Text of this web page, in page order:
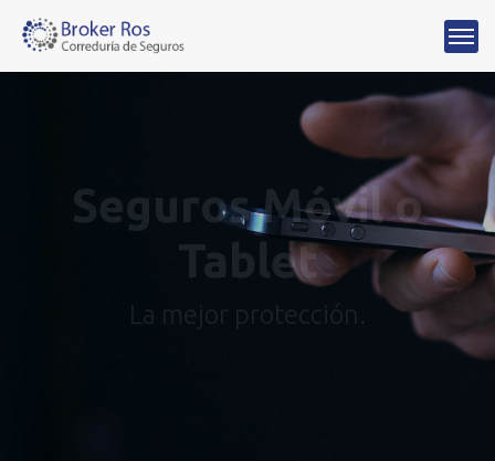
Seguros Móvil o
Tablet
La mejor protección.